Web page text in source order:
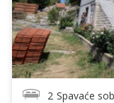
2 Spavaće